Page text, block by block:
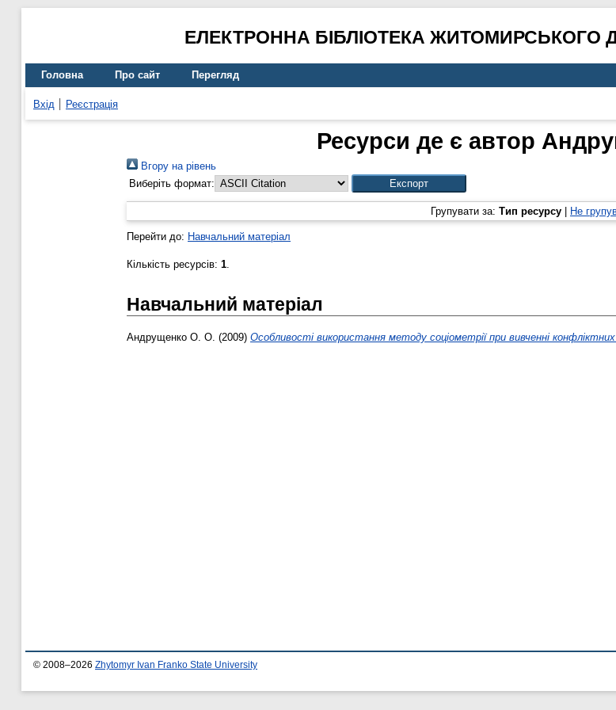
ЕЛЕКТРОННА БІБЛІОТЕКА ЖИТОМИРСЬКОГО
Головна Про сайт Перегляд
Вхід Реєстрація
Ресурси де є автор
Вгору на рівень
Виберіть формат:
Групувати за: Тип ресурсу Не
Перейти до: Навчальний матеріал
Кількість ресурсів: 1.
Навчальний матеріал
Андрущенко О. О. (2009) Особливості використання методу соціометрії при вивченні конфліктних
© 2008–2026 Zhytomyr Ivan Franko State University